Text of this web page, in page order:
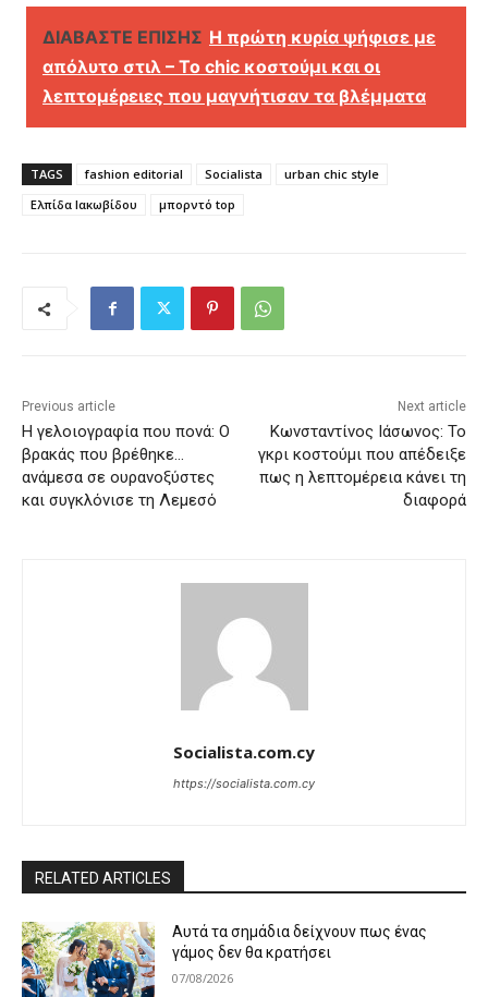
ΔΙΑΒΑΣΤΕ ΕΠΙΣΗΣ Η πρώτη κυρία ψήφισε με
απόλυτο στιλ – Το chic κοστούμι και οι
λεπτομέρειες που μαγνήτισαν τα βλέμματα
TAGS fashion editorial Socialista
urban chic style
Ελπίδα Ιακωβίδου
μπορντό top
Previous article
Η γελοιογραφία που πονά: Ο
βρακάς που βρέθηκε…
ανάμεσα σε ουρανοξύστες
και συγκλόνισε τη Λεμεσό
Next article
Κωνσταντίνος Ιάσωνος: Το
γκρι κοστούμι που απέδειξε
πως η λεπτομέρεια κάνει τη
διαφορά
Socialista.com.cy
https://socialista.com.cy
RELATED ARTICLES
Αυτά τα σημάδια δείχνουν πως ένας
γάμος δεν θα κρατήσει
07/08/2026